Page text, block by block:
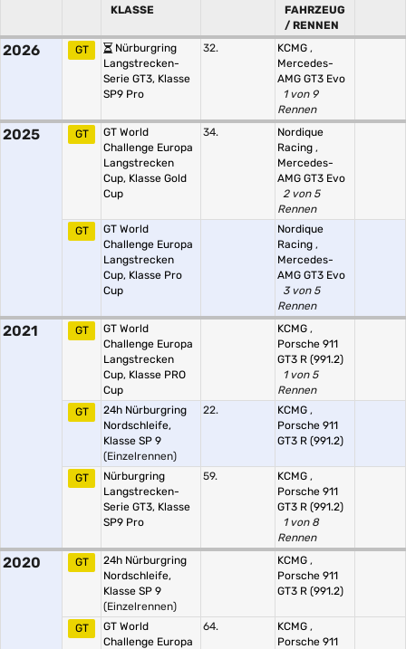
KLASSE
FAHRZEUG
/ RENNEN
2026 GT
Nürburgring
Langstrecken-
Serie GT3, Klasse
SP9 Pro
32. KCMG ,
Mercedes-
AMG GT3 Evo
1 von 9
Rennen
2025 GT
GT World
Challenge Europa
Langstrecken
Cup, Klasse Gold
Cup
34.
Nordique
Racing ,
Mercedes-
AMG GT3 Evo
2 von 5
Rennen
GT
GT World
Challenge Europa
Langstrecken
Cup, Klasse Pro
Cup
Nordique
Racing ,
Mercedes-
AMG GT3 Evo
3 von 5
Rennen
2021 GT
GT World
Challenge Europa
Langstrecken
Cup, Klasse PRO
Cup
KCMG ,
Porsche 911
GT3 R (991.2)
1 von 5
Rennen
GT
24h Nürburgring
Nordschleife,
Klasse SP 9
(Einzelrennen)
22. KCMG ,
Porsche 911
GT3 R (991.2)
GT
Nürburgring
Langstrecken-
Serie GT3, Klasse
SP9 Pro
59. KCMG ,
Porsche 911
GT3 R (991.2)
1 von 8
Rennen
2020 GT
24h Nürburgring
Nordschleife,
Klasse SP 9
(Einzelrennen)
KCMG ,
Porsche 911
GT3 R (991.2)
GT
GT World
Challenge Europa
64. KCMG ,
Porsche 911